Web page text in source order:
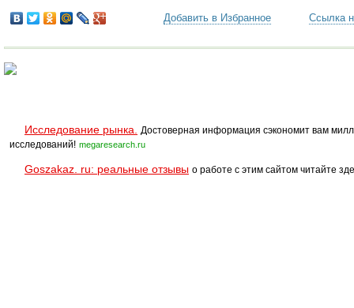
Добавить в Избранное Ссылка
Исследование рынка.
Достоверная информация сэкономит вам
исследований! megaresearch.ru
Goszakaz. ru: реальные отзывы о работе с этим сайтом читайте